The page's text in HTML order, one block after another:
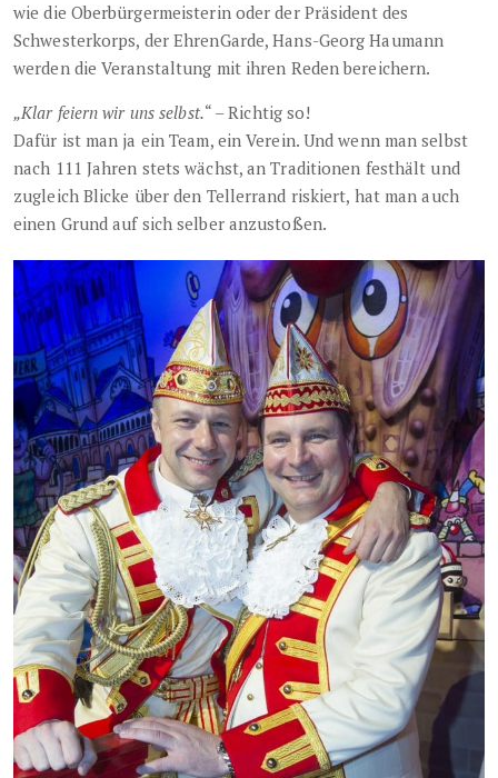
wie die Oberbürgermeisterin oder der Präsident des
Schwesterkorps, der EhrenGarde, Hans-Georg Haumann
werden die Veranstaltung mit ihren Reden bereichern.
„Klar feiern wir uns selbst.“ – Richtig so!
Dafür ist man ja ein Team, ein Verein. Und wenn man selbst
nach 111 Jahren stets wächst, an Traditionen festhält und
zugleich Blicke über den Tellerrand riskiert, hat man auch
einen Grund auf sich selber anzustoßen.